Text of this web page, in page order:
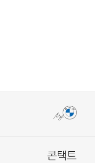
콘택트